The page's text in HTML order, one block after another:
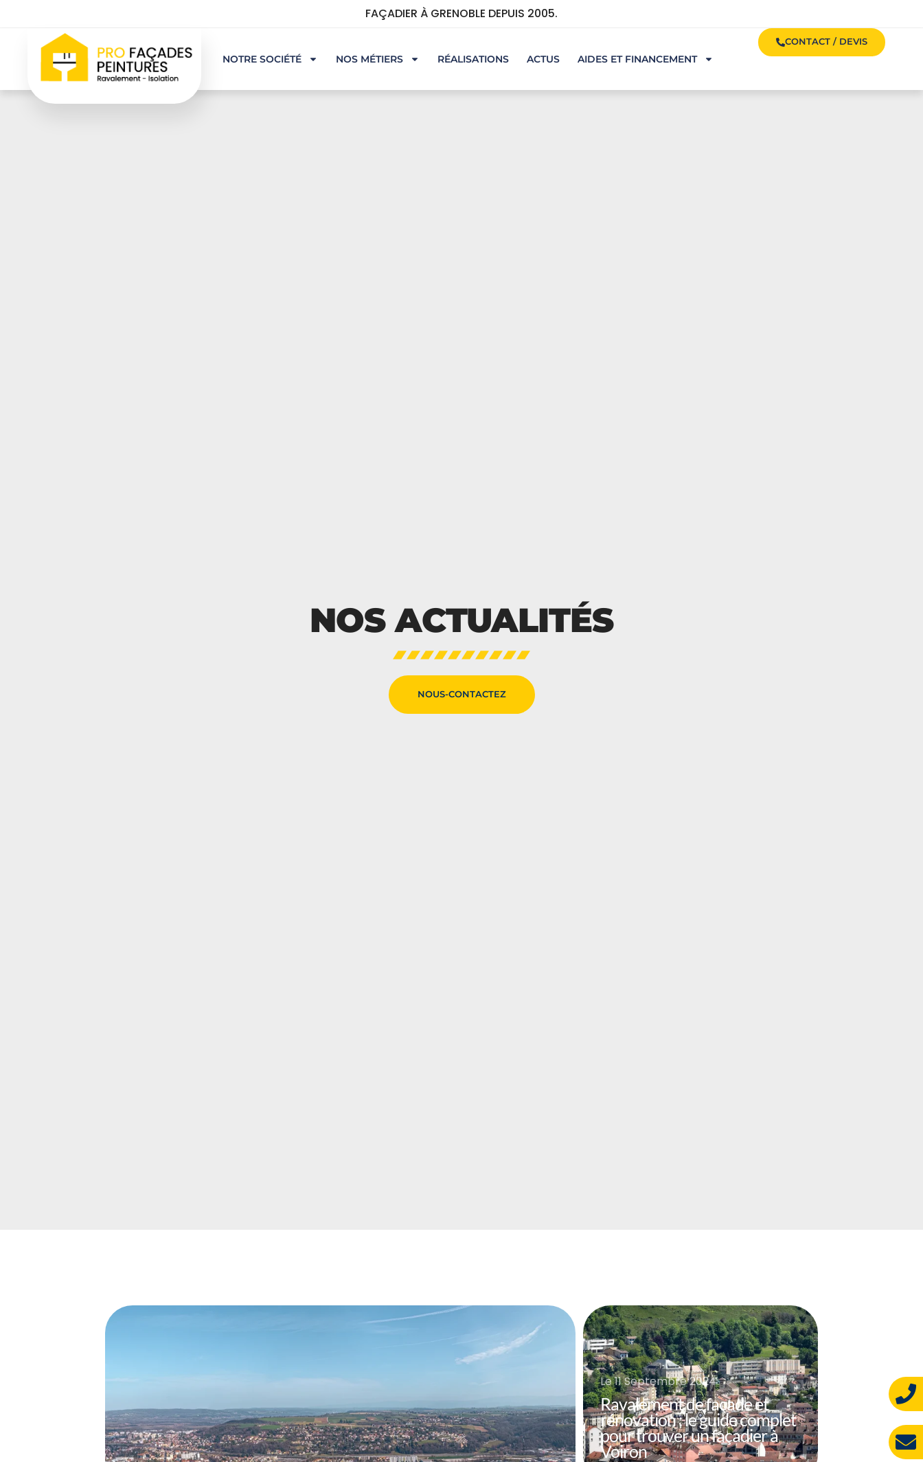
FAÇADIER À GRENOBLE DEPUIS 2005.
NOTRE SOCIÉTÉ NOS MÉTIERS RÉALISATIONS ACTUS AIDES ET FINANCEMENT
CONTACT / DEVIS
NOS ACTUALITÉS
NOUS-CONTACTEZ
Le11 Septembre 2024
Ravalement de façade et
rénovation : le guide complet
pour trouver un façadier à
Voiron